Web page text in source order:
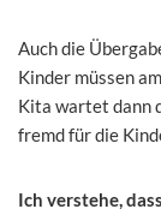
Auch die
Kinder müssen
Kita wartet dann
fremd für die
Ich verstehe,